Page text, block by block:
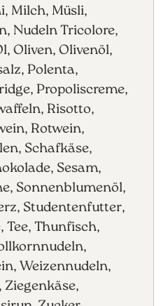
Milch, Müsli,
Nudeln Tricolore,
Oliven, Olivenöl,
Polenta,
Propoliscreme,
Risotto,
Rotwein,
Schafkäse,
Sesam,
Sonnenblumenöl,
Studentenfutter,
Tee, Thunfisch,
Weizennudeln,
Ziegenkäse,